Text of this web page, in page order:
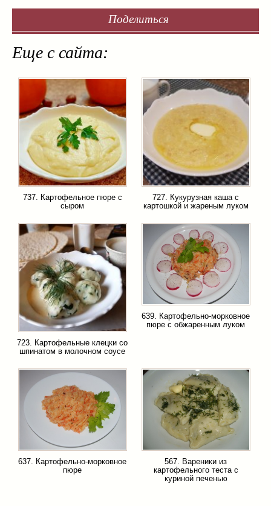
Поделиться
Еще с сайта:
737. Картофельное пюре с
сыром
727. Кукурузная каша с
картошкой и жареным луком
723. Картофельные клецки со
шпинатом в молочном соусе
639. Картофельно-морковное
пюре с обжаренным луком
637. Картофельно-морковное
пюре
567. Вареники из
картофельного теста с
куриной печенью